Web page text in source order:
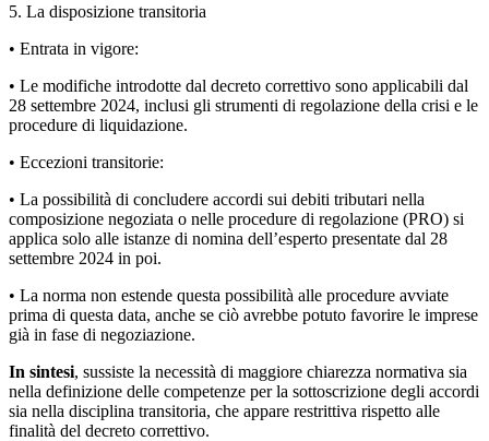
5. La disposizione transitoria
• Entrata in vigore:
• Le modifiche introdotte dal decreto correttivo sono applicabili dal
28 settembre 2024, inclusi gli strumenti di regolazione della crisi e le
procedure di liquidazione.
• Eccezioni transitorie:
• La possibilità di concludere accordi sui debiti tributari nella
composizione negoziata o nelle procedure di regolazione (PRO) si
applica solo alle istanze di nomina dell’esperto presentate dal 28
settembre 2024 in poi.
• La norma non estende questa possibilità alle procedure avviate
prima di questa data, anche se ciò avrebbe potuto favorire le imprese
già in fase di negoziazione.
In sintesi, sussiste la necessità di maggiore chiarezza normativa sia
nella definizione delle competenze per la sottoscrizione degli accordi
sia nella disciplina transitoria, che appare restrittiva rispetto alle
finalità del decreto correttivo.